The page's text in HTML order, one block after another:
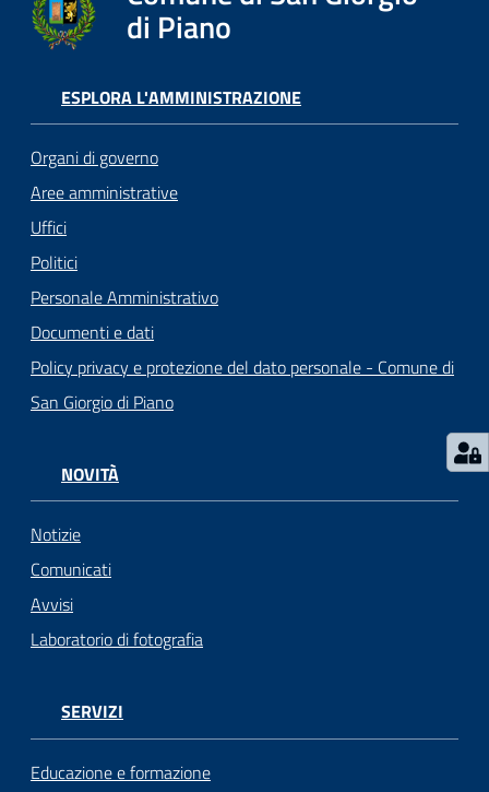
o
n
e
Tutti
gli
argomenti...
di Piano
ESPLORA L'AMMINISTRAZIONE
Organi di governo
Aree amministrative
Uffici
Politici
Personale Amministrativo
Documenti e dati
Policy privacy e protezione del dato personale - Comune di
San Giorgio di Piano
NOVITÀ
Notizie
Comunicati
Avvisi
Laboratorio di fotografia
SERVIZI
Educazione e formazione